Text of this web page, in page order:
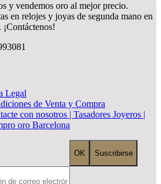
y vendemos oro al mejor precio.
en relojes y joyas de segunda mano en
Legal
de Venta y Compra
con nosotros | Tasadores Joyeros |
oro Barcelona